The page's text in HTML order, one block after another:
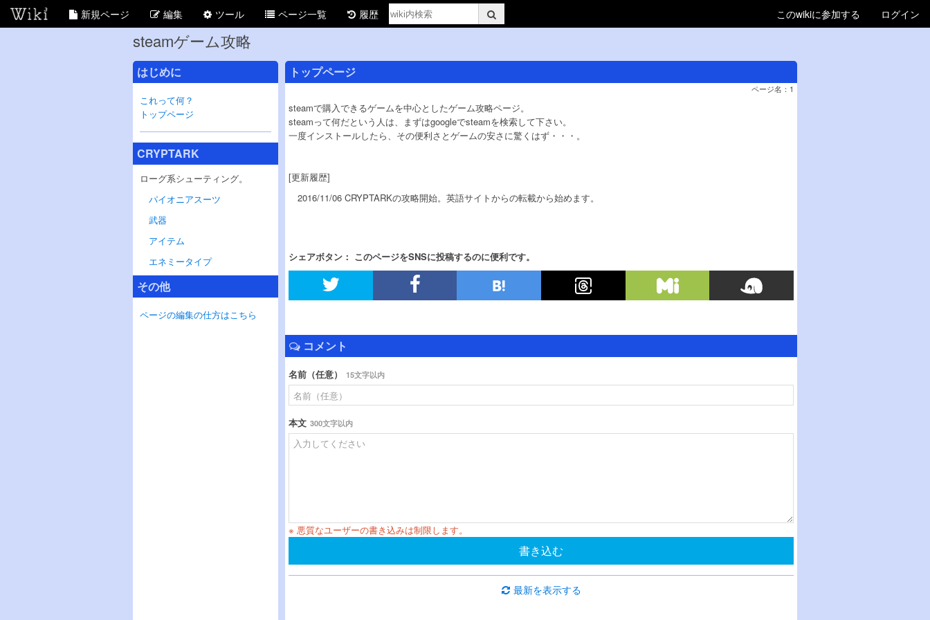
新規ページ 編集 ツール ページ一覧 履歴 このwikiに参加する ログイン
steamゲーム攻略
はじめに
これって何？
トップページ
CRYPTARK
ローグ系シューティング。
パイオニアスーツ
武器
アイテム
エネミータイプ
その他
ページの編集の仕方はこちら
トップページ
ページ名：1
steamで購入できるゲームを中心としたゲーム攻略ページ。
steamって何だという人は、まずはgoogleでsteamを検索して下さい。
一度インストールしたら、その便利さとゲームの安さに驚くはず・・・。
[更新履歴]
2016/11/06 CRYPTARKの攻略開始。英語サイトからの転載から始めます。
シェアボタン： このページをSNSに投稿するのに便利です。
コメント
名前（任意） 15文字以内
本文 300文字以内
※ 悪質なユーザーの書き込みは制限します。
書き込む
最新を表示する